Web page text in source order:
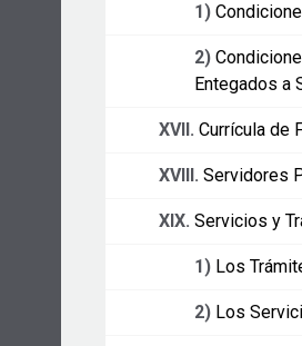
1)
2)
Entegados a
XVII. Currícula de
XVIII. Servidores
XIX. Servicios y
1) Los
2) Los